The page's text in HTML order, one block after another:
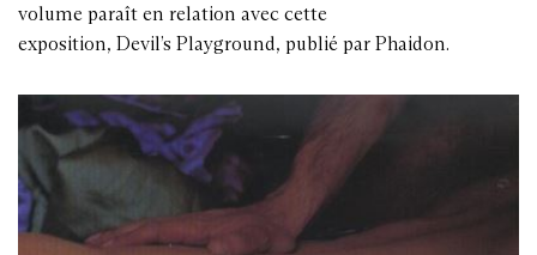
volume paraît en relation avec cette
exposition, Devil’s Playground, publié par Phaidon.